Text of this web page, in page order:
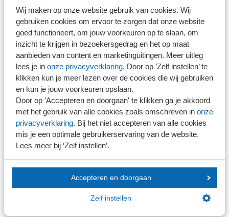
Wij maken op onze website gebruik van cookies. Wij
gebruiken cookies om ervoor te zorgen dat onze website
goed functioneert, om jouw voorkeuren op te slaan, om
inzicht te krijgen in bezoekersgedrag en het op maat
aanbieden van content en marketinguitingen. Meer uitleg
lees je in onze privacyverklaring. Door op ’Zelf instellen’ te
klikken kun je meer lezen over de cookies die wij gebruiken
en kun je jouw voorkeuren opslaan.
Door op ’Accepteren en doorgaan' te klikken ga je akkoord
met het gebruik van alle cookies zoals omschreven in onze
privacyverklaring. Bij het niet accepteren van alle cookies
mis je een optimale gebruikerservaring van de website.
Lees meer bij ‘Zelf instellen’.
Accepteren en doorgaan
Zelf instellen
Stel je vaktechnische vraag
Branche in Zicht
Dossiers
Kantoorvinder
Nieuwsbank
Handige links
Veilig bestanden delen
SRA-gecertificeerd
Lid worden